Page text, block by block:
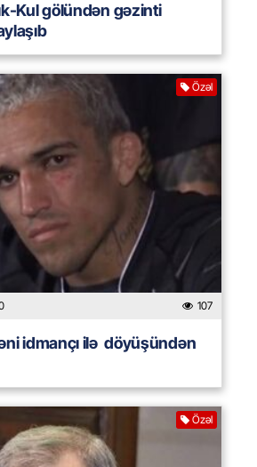
Kul gölündən gəzinti
Özəl
107
idmançı ilə döyüşündən
Özəl